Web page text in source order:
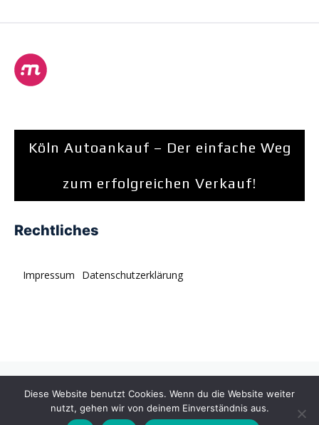
Köln Autoankauf – Der einfache Weg
zum erfolgreichen Verkauf!
Rechtliches
Impressum Datenschutzerklärung
multipurpose Prebuilt Website with a wide range of usability.
Diese Website benutzt Cookies. Wenn du die Website weiter
nutzt, gehen wir von deinem Einverständnis aus.